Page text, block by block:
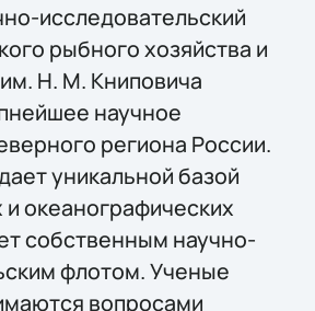
исследовательский
рыбного хозяйства и
Н. М. Книповича
научное
региона России.
уникальной базой
и океанографических
собственным научно-
флотом. Ученые
вопросами